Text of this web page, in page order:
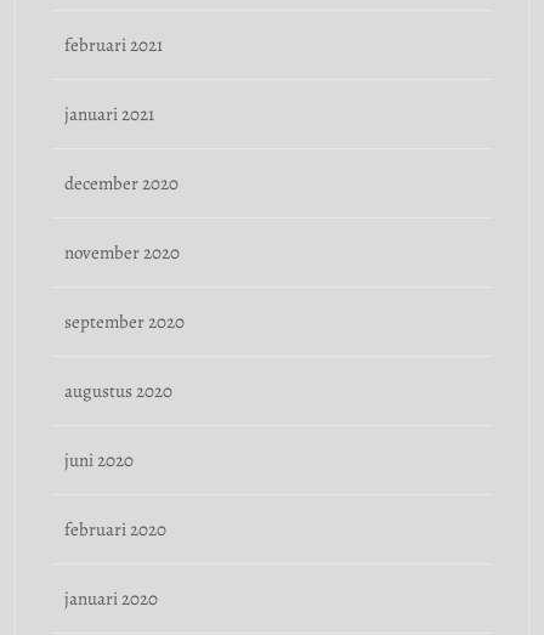
februari 2021
januari 2021
december 2020
november 2020
september 2020
augustus 2020
juni 2020
februari 2020
januari 2020